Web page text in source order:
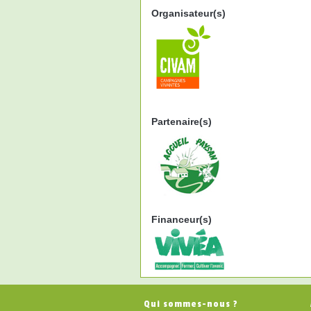
Organisateur(s)
Partenaire(s)
Financeur(s)
Qui sommes-nous ?